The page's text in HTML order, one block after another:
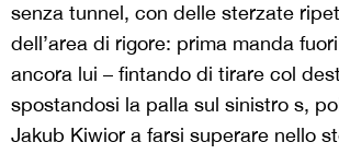
senza tunnel, con delle sterzate
dell’area di rigore: prima manda
ancora lui – fintando di tirare col
spostandosi la palla sul sinistro s,
Jakub Kiwior a farsi superare nello